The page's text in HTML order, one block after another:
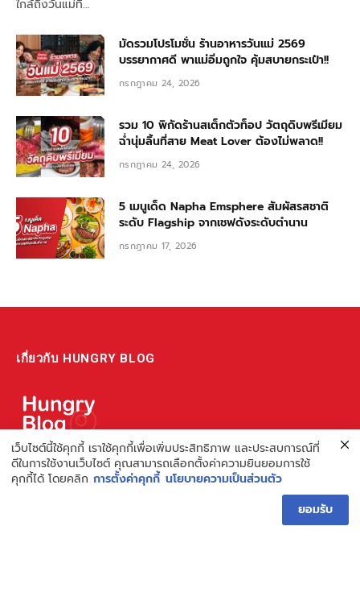
ใกล้ถึงวันแม่ที…
มัดรวมโปรโมชั่น ร้านอาหารวันแม่ 2569
บรรยากาศดี พาแม่อิ่มถูกใจ คุ้มสบายกระเป๋า!!
กรกฎาคม 24, 2026
รวม 10 พิกัดร้านสเต็กตัวท็อป วัตถุดิบพรีเมียม
ฉ่ำนุ่มลิ้นที่สาย Meat Lover ต้องไม่พลาด!!
กรกฎาคม 24, 2026
5 เมนูเด็ด Napha Emsphere สัมผัสรสชาติ
ระดับ Flagship จากเชฟดังระดับตำนาน
กรกฎาคม 17, 2026
เกี่ยวกับ HUNGRY BLOG
แหล่งรวมข้อมูล ข่าวสาร เกี่ยวกับร้านอาหารและเรื่องกิน ไม่ว่าจะเป็น
รีวิว ชี้เป้า รวมถึงความรู้ต่างๆ ที่เราอยากแชร์!
ไม่พอ เรายังมีความรู้เกี่ยวกับการทำร้านอาหาร เพื่อผู้ประกอบการ ที่
เว็บไซต์นี้ใช้คุกกี้ เราใช้คุกกี้เพื่อเพิ่มประสิทธิภาพ และประสบการณ์ที่
ดีในการใช้งานเว็บไซต์ คุณสามารถเลือกตั้งค่าความยินยอมการใช้
คุกกี้ได้ โดยคลิก การตั้งค่าคุกกี้ นโยบายความเป็นส่วนตัว
ยอมรับ